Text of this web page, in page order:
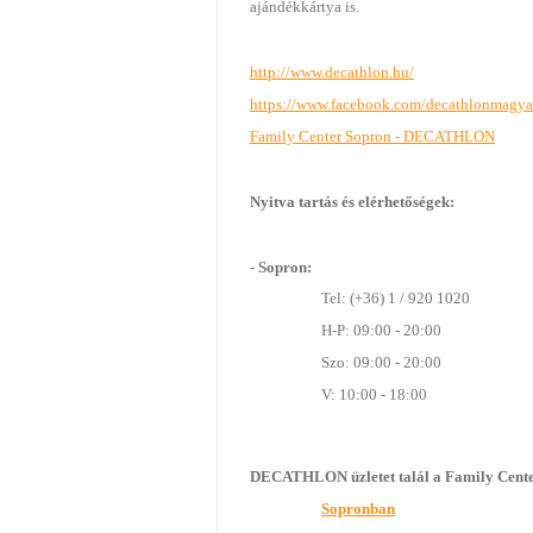
ajándékkártya is.
http://www.decathlon.hu/
https://www.facebook.com/
Family Center Sopron - DECATHLON
Nyitva tartás és elérhetőségek:
- Sopron:
Tel: (+36) 1 / 920 1020
H-P: 09:00 - 20:00
Szo: 09:00 - 20:00
V: 10:00 - 18:00
DECATHLON üzletet talál a Family
Sopronban